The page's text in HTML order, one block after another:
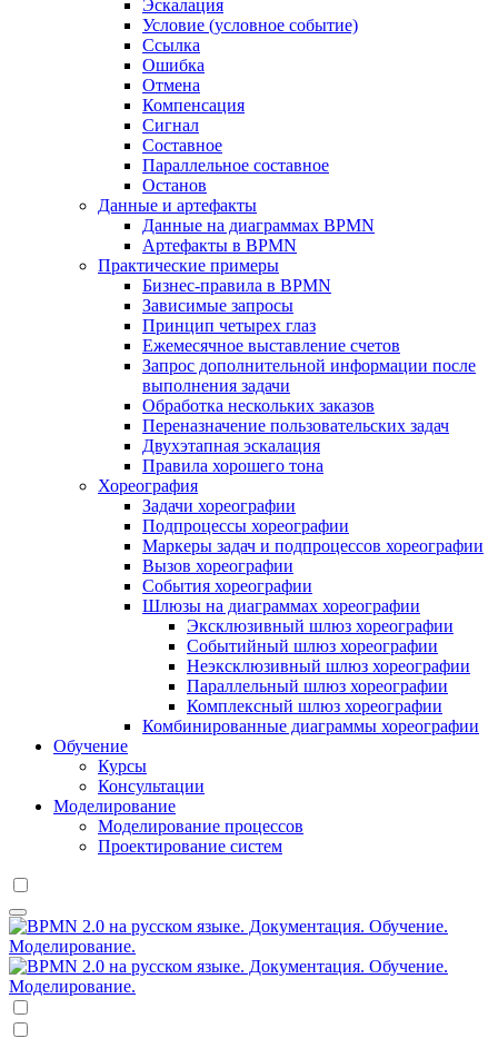
Эскалация
Условие (условное событие)
Ссылка
Ошибка
Отмена
Компенсация
Сигнал
Составное
Параллельное составное
Останов
Данные и артефакты
Данные на диаграммах BPMN
Артефакты в BPMN
Практические примеры
Бизнес-правила в BPMN
Зависимые запросы
Принцип четырех глаз
Ежемесячное выставление счетов
Запрос дополнительной информации после
выполнения задачи
Обработка нескольких заказов
Переназначение пользовательских задач
Двухэтапная эскалация
Правила хорошего тона
Хореография
Задачи хореографии
Подпроцессы хореографии
Маркеры задач и подпроцессов хореографии
Вызов хореографии
События хореографии
Шлюзы на диаграммах хореографии
Эксклюзивный шлюз хореографии
Событийный шлюз хореографии
Неэксклюзивный шлюз хореографии
Параллельный шлюз хореографии
Комплексный шлюз хореографии
Комбинированные диаграммы хореографии
Обучение
Курсы
Консультации
Моделирование
Моделирование процессов
Проектирование систем